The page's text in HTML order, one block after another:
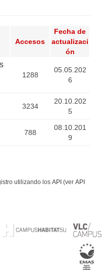
Accesos
Fecha de
actualizaci
ón
1288
05.05.202
6
3234
20.10.202
5
788
08.10.201
9
utilizando los API (ver API